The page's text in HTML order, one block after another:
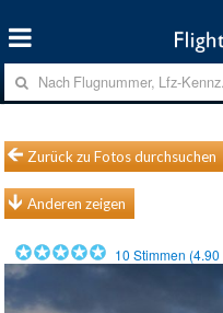
Zurück zu Fotos durchsuchen
Anderen zeigen
10 Stimmen (4.90